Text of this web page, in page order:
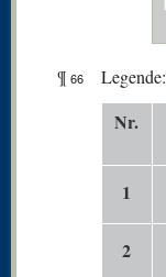
¶ 66 Legende:
Nr.
1
2